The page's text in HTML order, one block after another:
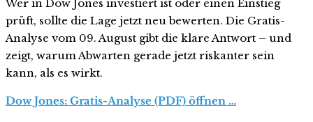
Wer in Dow Jones investiert ist oder einen Einstieg
prüft, sollte die Lage jetzt neu bewerten. Die Gratis-
Analyse vom 09. August gibt die klare Antwort – und
zeigt, warum Abwarten gerade jetzt riskanter sein
kann, als es wirkt.
Dow Jones: Gratis-Analyse (PDF) öffnen …